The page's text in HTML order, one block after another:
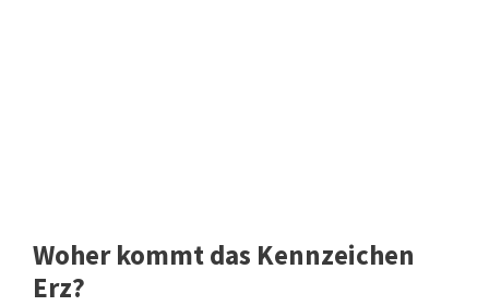
Woher kommt das Kennzeichen
Erz?